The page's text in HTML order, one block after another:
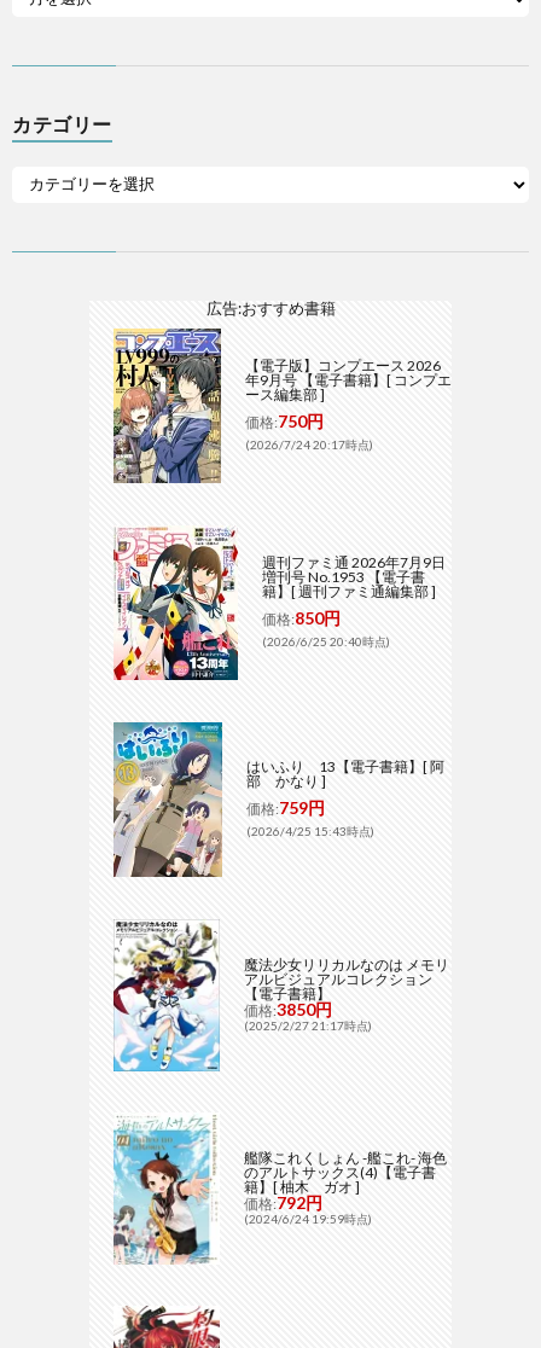
カテゴリー
広告:おすすめ書籍
【電子版】コンプエース 2026
年9月号 【電子書籍】[ コンプエ
ース編集部 ]
価格:750円
(2026/7/24 20:17時点)
週刊ファミ通 2026年7月9日
増刊号 No.1953 【電子書
籍】[ 週刊ファミ通編集部 ]
価格:850円
(2026/6/25 20:40時点)
はいふり 13【電子書籍】[ 阿
部 かなり ]
価格:759円
(2026/4/25 15:43時点)
魔法少女リリカルなのは メモリ
アルビジュアルコレクション
【電子書籍】
価格:3850円
(2025/2/27 21:17時点)
艦隊これくしょん -艦これ- 海色
のアルトサックス(4)【電子書
籍】[ 柚木 ガオ ]
価格:792円
(2024/6/24 19:59時点)